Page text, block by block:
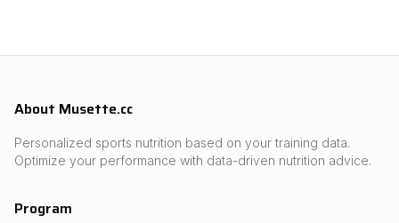
About Musette.cc
Personalized sports nutrition based on your training data.
Optimize your performance with data-driven nutrition advice.
Program